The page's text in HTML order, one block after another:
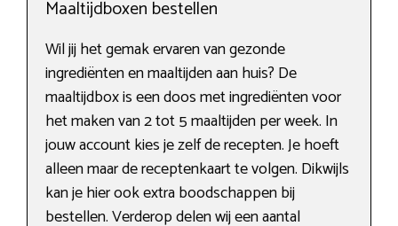
Maaltijdboxen bestellen
Wil jij het gemak ervaren van gezonde
ingrediënten en maaltijden aan huis? De
maaltijdbox is een doos met ingrediënten voor
het maken van 2 tot 5 maaltijden per week. In
jouw account kies je zelf de recepten. Je hoeft
alleen maar de receptenkaart te volgen. Dikwijls
kan je hier ook extra boodschappen bij
bestellen. Verderop delen wij een aantal